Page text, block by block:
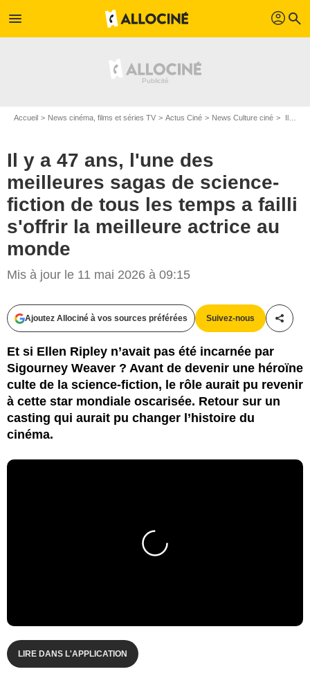
menu profil search
Accueil News cinéma, films et séries TV Actus Ciné News Culture ciné Il y a 47 ans, l'une des meilleures sagas de science-fiction de tous les temps a failli s'offrir la meilleure actrice au monde
Il y a 47 ans, l'une des
meilleures sagas de science-
fiction de tous les temps a failli
s'offrir la meilleure actrice au
monde
Mis à jour le 11 mai 2026 à 09:15
Ajoutez Allociné à vos sources préférées Suivez-nous
Et si Ellen Ripley n’avait pas été incarnée par
Sigourney Weaver ? Avant de devenir une héroïne
culte de la science-fiction, le rôle aurait pu revenir
à cette star mondiale oscarisée. Retour sur un
casting qui aurait pu changer l’histoire du
cinéma.
LIRE DANS L'APPLICATION